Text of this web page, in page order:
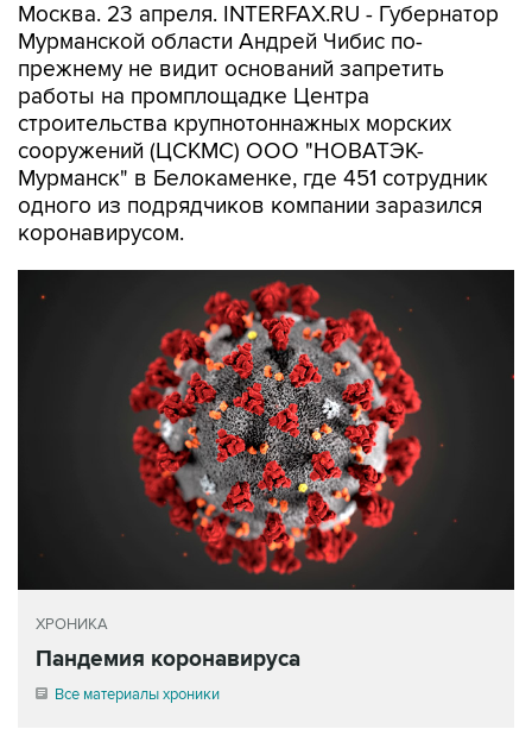
Москва. 23 апреля. INTERFAX.RU - Губернатор
Мурманской области Андрей Чибис по-
прежнему не видит оснований запретить
работы на промплощадке Центра
строительства крупнотоннажных морских
сооружений (ЦСКМС) ООО "НОВАТЭК-
Мурманск" в Белокаменке, где 451 сотрудник
одного из подрядчиков компании заразился
коронавирусом.
ХРОНИКА
Пандемия коронавируса
Все материалы хроники